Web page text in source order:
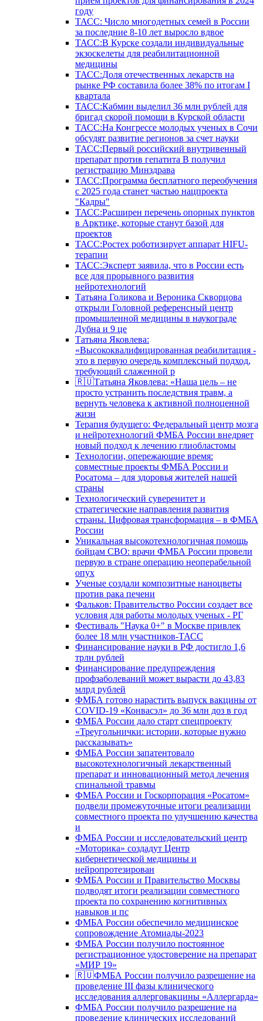
году
ТАСС: Число многодетных семей в России
за последние 8-10 лет выросло вдвое
ТАСС:В Курске создали индивидуальные
экзоскелеты для реабилитационной
медицины
ТАСС:Доля отечественных лекарств на
рынке РФ составила более 38% по итогам I
квартала
ТАСС:Кабмин выделил 36 млн рублей для
бригад скорой помощи в Курской области
ТАСС:На Конгрессе молодых ученых в Сочи
обсудят развитие регионов за счет науки
ТАСС:Первый российский внутривенный
препарат против гепатита В получил
регистрацию Минздрава
ТАСС:Программа бесплатного переобучения
с 2025 года станет частью нацпроекта
"Кадры"
ТАСС:Расширен перечень опорных пунктов
в Арктике, которые станут базой для
проектов
ТАСС:Ростех роботизирует аппарат HIFU-
терапии
ТАСС:Эксперт заявила, что в России есть
все для прорывного развития
нейротехнологий
Татьяна Голикова и Вероника Скворцова
открыли Головной референсный центр
промышленной медицины в наукограде
Дубна и 9 це
Татьяна Яковлева:
«Высококвалифицированная реабилитация -
это в первую очередь комплексный подход,
требующий слаженной р
🇷🇺Татьяна Яковлева: «Наша цель – не
просто устранить последствия травм, а
вернуть человека к активной полноценной
жизн
Терапия будущего: Федеральный центр мозга
и нейротехнологий ФМБА России внедряет
новый подход к лечению глиобластомы
Технологии, опережающие время:
совместные проекты ФМБА России и
Росатома – для здоровья жителей нашей
страны
Технологический суверенитет и
стратегические направления развития
страны. Цифровая трансформация – в ФМБА
России
Уникальная высокотехнологичная помощь
бойцам СВО: врачи ФМБА России провели
первую в стране операцию неоперабельной
опух
Ученые создали композитные наноцветы
против рака печени
Фальков: Правительство России создает все
условия для работы молодых ученых - РГ
Фестиваль "Наука 0+" в Москве привлек
более 18 млн участников-ТАСС
Финансирование науки в РФ достигло 1,6
трлн рублей
Финансирование предупреждения
профзаболеваний может вырасти до 43,83
млрд рублей
ФМБА готово нарастить выпуск вакцины от
COVID-19 «Конвасэл» до 36 млн доз в год
ФМБА России дало старт спецпроекту
«Треугольнички: истории, которые нужно
рассказывать»
ФМБА России запатентовало
высокотехнологичный лекарственный
препарат и инновационный метод лечения
спинальной травмы
ФМБА России и Госкорпорация «Росатом»
подвели промежуточные итоги реализации
совместного проекта по улучшению качества
и
ФМБА России и исследовательский центр
«Моторика» создадут Центр
кибернетической медицины и
нейропротезирован
ФМБА России и Правительство Москвы
подводят итоги реализации совместного
проекта по сохранению когнитивных
навыков и пс
ФМБА России обеспечило медицинское
сопровождение Атомиады-2023
ФМБА России получило постоянное
регистрационное удостоверение на препарат
«МИР 19»
🇷🇺ФМБА России получило разрешение на
проведение III фазы клинического
исследования аллерговакцины «Аллергарда»
ФМБА России получило разрешение на
проведение клинических исследований